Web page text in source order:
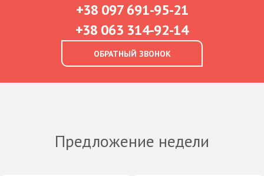
+38 097 691-95-21
+38 063 314-92-14
ОБРАТНЫЙ ЗВОНОК
Предложение недели